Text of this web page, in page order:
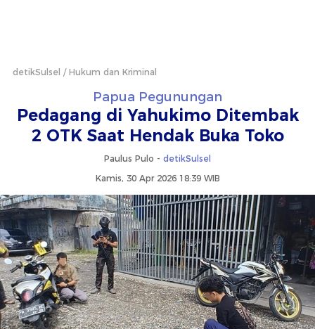
detikSulsel Hukum dan Kriminal
Papua Pegunungan
Pedagang di Yahukimo Ditembak
2 OTK Saat Hendak Buka Toko
Paulus Pulo - detikSulsel
Kamis, 30 Apr 2026 18:39 WIB